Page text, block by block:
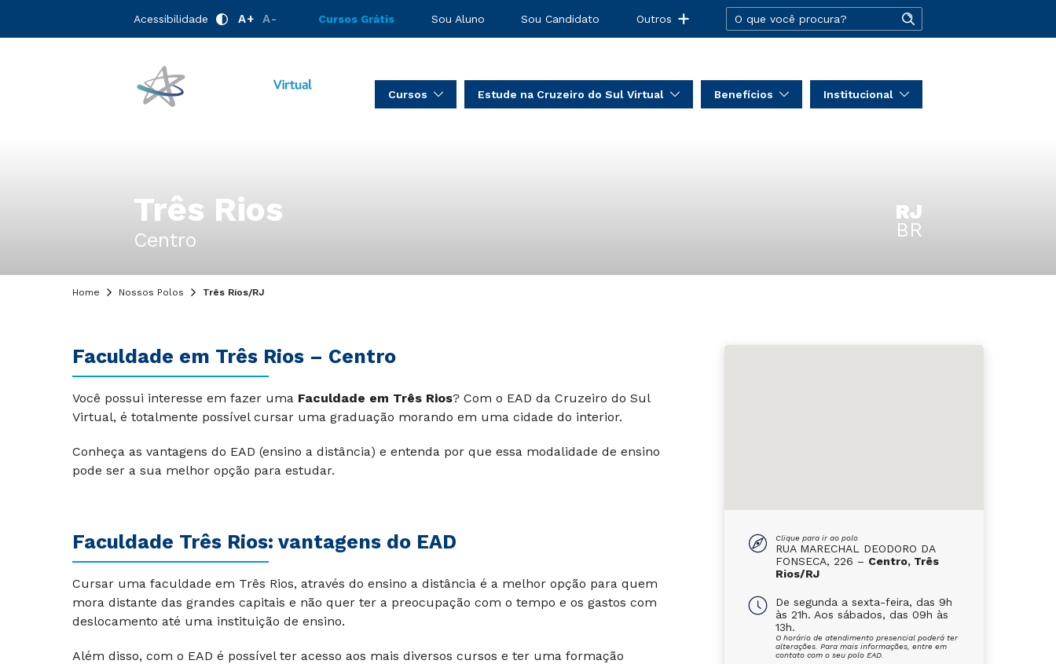
Acessibilidade A+ A- Cursos Grátis Sou Aluno Sou Candidato Outros
Cursos Estude na Cruzeiro do Sul Virtual Benefícios Institucional
Três Rios
Centro
RJ
BR
Home Nossos Polos Três Rios/RJ
Faculdade em Três Rios – Centro
Você possui interesse em fazer uma Faculdade em Três Rios? Com o EAD da Cruzeiro do Sul
Virtual, é totalmente possível cursar uma graduação morando em uma cidade do interior.
Conheça as vantagens do EAD (ensino a distância) e entenda por que essa modalidade de ensino
pode ser a sua melhor opção para estudar.
Faculdade Três Rios: vantagens do EAD
Cursar uma faculdade em Três Rios, através do ensino a distância é a melhor opção para quem
mora distante das grandes capitais e não quer ter a preocupação com o tempo e os gastos com
deslocamento até uma instituição de ensino.
Além disso, com o EAD é possível ter acesso aos mais diversos cursos e ter uma formação
Clique para ir ao polo
RUA MARECHAL DEODORO DA
FONSECA, 226 – Centro, Três
Rios/RJ
De segunda a sexta-feira, das 9h
às 21h. Aos sábados, das 09h às
13h.
O horário de atendimento presencial poderá ter
alterações. Para mais informações, entre em
contato com o seu polo EAD.